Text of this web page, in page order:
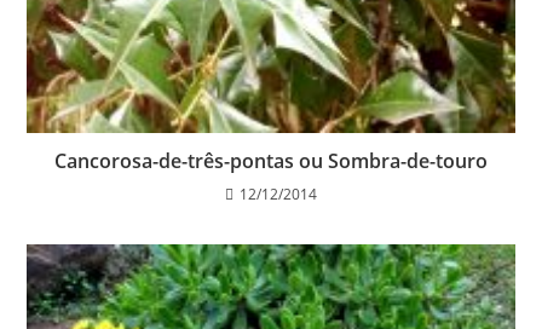
Cancorosa-de-três-pontas ou Sombra-de-touro
12/12/2014